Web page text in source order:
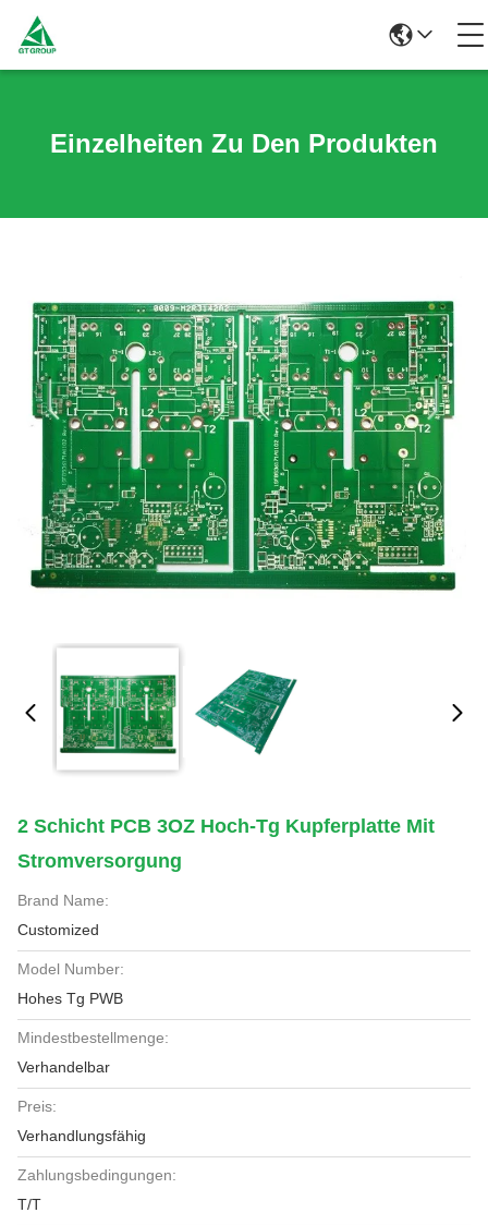
Einzelheiten Zu Den Produkten
2 Schicht PCB 3OZ Hoch-Tg Kupferplatte Mit
Stromversorgung
Brand Name:
Customized
Model Number:
Hohes Tg PWB
Mindestbestellmenge:
Verhandelbar
Preis:
Verhandlungsfähig
Zahlungsbedingungen:
T/T